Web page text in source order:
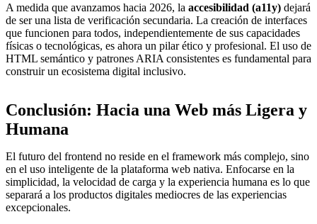
A medida que avanzamos hacia 2026, la accesibilidad (a11y) dejará
de ser una lista de verificación secundaria. La creación de interfaces
que funcionen para todos, independientemente de sus capacidades
físicas o tecnológicas, es ahora un pilar ético y profesional. El uso de
HTML semántico y patrones ARIA consistentes es fundamental para
construir un ecosistema digital inclusivo.
Conclusión: Hacia una Web más Ligera y
Humana
El futuro del frontend no reside en el framework más complejo, sino
en el uso inteligente de la plataforma web nativa. Enfocarse en la
simplicidad, la velocidad de carga y la experiencia humana es lo que
separará a los productos digitales mediocres de las experiencias
excepcionales.